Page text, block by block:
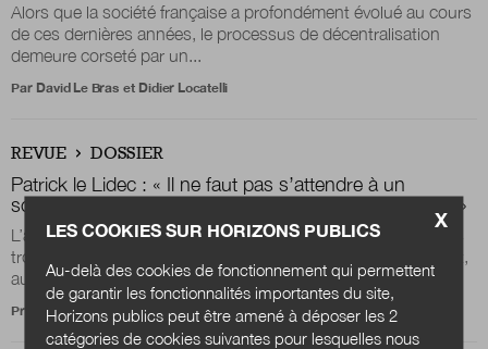
Alors que la société française a profondément évolué au cours
de ces dernières années, le processus de décentralisation
demeure corseté par un...
Par David Le Bras et Didier Locatelli
REVUE DOSSIER
Patrick le Lidec : « Il ne faut pas s’attendre à un
scénario du grand soir en matière de décentralisation »
L’accélération des réformes territoriales menées au cours des
trois dernières mandatures présidentielles est réelle. Pourtant,
au-delà de cette...
Propos recueillis par David Le Bras
X
LES COOKIES SUR HORIZONS PUBLICS
Au-delà des cookies de fonctionnement qui permettent
de garantir les fonctionnalités importantes du site,
Horizons publics peut être amené à déposer les 2
catégories de cookies suivantes pour lesquelles nous